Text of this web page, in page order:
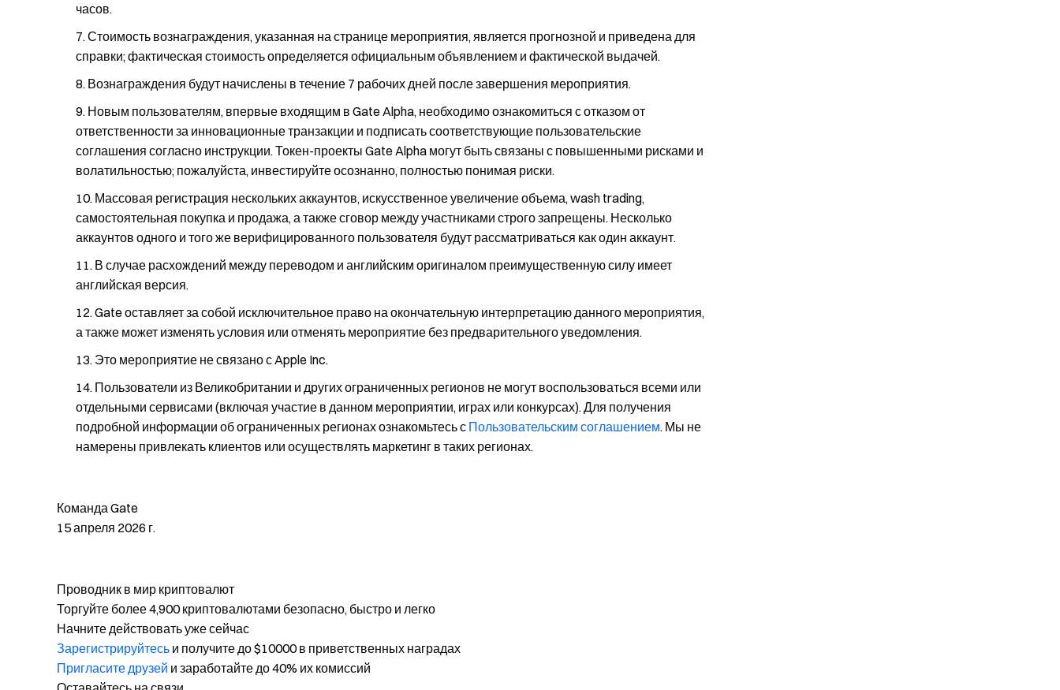
часов.
Стоимость вознаграждения, указанная на странице мероприятия, является прогнозной и приведена для
справки; фактическая стоимость определяется официальным объявлением и фактической выдачей.
Вознаграждения будут начислены в течение 7 рабочих дней после завершения мероприятия.
Новым пользователям, впервые входящим в Gate Alpha, необходимо ознакомиться с отказом от
ответственности за инновационные транзакции и подписать соответствующие пользовательские
соглашения согласно инструкции. Токен-проекты Gate Alpha могут быть связаны с повышенными рисками и
волатильностью; пожалуйста, инвестируйте осознанно, полностью понимая риски.
Массовая регистрация нескольких аккаунтов, искусственное увеличение объема, wash trading,
самостоятельная покупка и продажа, а также сговор между участниками строго запрещены. Несколько
аккаунтов одного и того же верифицированного пользователя будут рассматриваться как один аккаунт.
В случае расхождений между переводом и английским оригиналом преимущественную силу имеет
английская версия.
Gate оставляет за собой исключительное право на окончательную интерпретацию данного мероприятия,
а также может изменять условия или отменять мероприятие без предварительного уведомления.
Это мероприятие не связано с Apple Inc.
Пользователи из Великобритании и других ограниченных регионов не могут воспользоваться всеми или
отдельными сервисами (включая участие в данном мероприятии, играх или конкурсах). Для получения
подробной информации об ограниченных регионах ознакомьтесь с Пользовательским соглашением. Мы не
намерены привлекать клиентов или осуществлять маркетинг в таких регионах.
Команда Gate
15 апреля 2026 г.
Проводник в мир криптовалют
Торгуйте более 4,900 криптовалютами безопасно, быстро и легко
Начните действовать уже сейчас
Зарегистрируйтесь и получите до $10000 в приветственных наградах
Пригласите друзей и заработайте до 40% их комиссий